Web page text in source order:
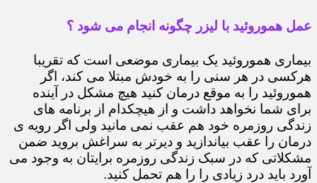
عمل هموروئید با لیزر چگونه انجام می شود ؟
بیماری هموروئید یک بیماری موضعی است که تقریبا
هرکسی در هر سنی را به خودش مبتلا می کند، اگر
هموروئید را به موقع درمان کنید هیچ مشکل در آینده
برای شما نخواهد داشت و از هیچکدام از برنامه های
زندگی روزمره خود هم عقب نمی مانید ولی اگر رویه ی
درمان را عقب بیاندازید و دیرتر به سراغش بروید ضمن
مشکلاتی که در سبک زندگی روزمره برایتان به وجود می
آورد باید درد زیادی را را هم تحمل کنید.